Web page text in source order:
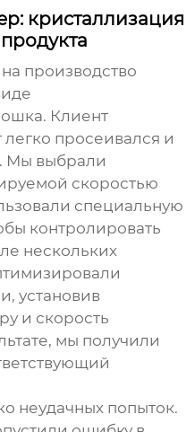
кристаллизация
производство
Клиент
легко просеивался и
Мы выбрали
скоростью
специальную
контролировать
нескольких
установив
и скорость
мы получили
неудачных попыток.